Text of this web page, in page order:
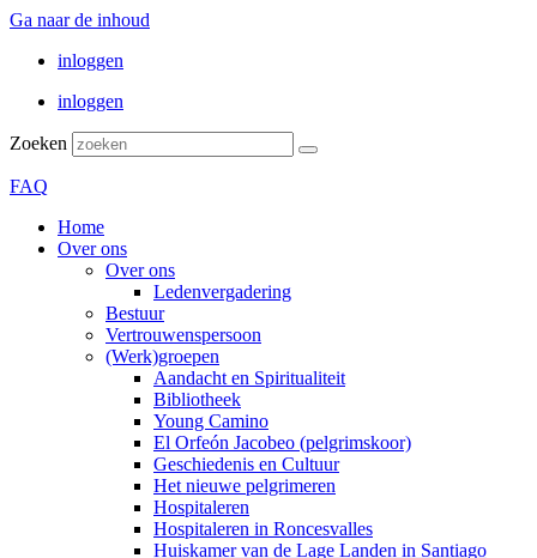
Ga naar de inhoud
inloggen
inloggen
Zoeken
FAQ
Home
Over ons
Over ons
Ledenvergadering
Bestuur
Vertrouwenspersoon
(Werk)groepen
Aandacht en Spiritualiteit
Bibliotheek
Young Camino
El Orfeón Jacobeo (pelgrimskoor)
Geschiedenis en Cultuur
Het nieuwe pelgrimeren
Hospitaleren
Hospitaleren in Roncesvalles
Huiskamer van de Lage Landen in Santiago